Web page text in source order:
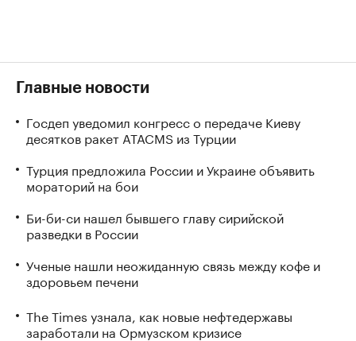
Главные новости
Госдеп уведомил конгресс о передаче Киеву
десятков ракет ATACMS из Турции
Турция предложила России и Украине объявить
мораторий на бои
Би-би-си нашел бывшего главу сирийской
разведки в России
Ученые нашли неожиданную связь между кофе и
здоровьем печени
The Times узнала, как новые нефтедержавы
заработали на Ормузском кризисе